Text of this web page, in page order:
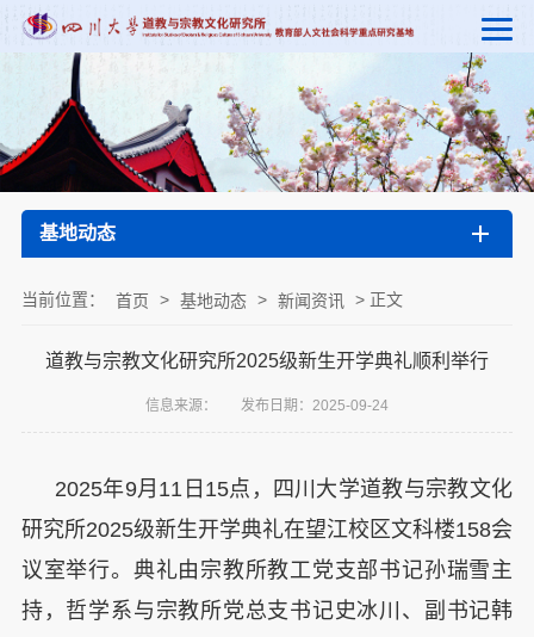
基地动态
当前位置： 首页 > 基地动态 > 新闻资讯 > 正文
道教与宗教文化研究所2025级新生开学典礼顺利举行
信息来源： 发布日期：2025-09-24
2025年9月11日15点，四川大学道教与宗教文化
研究所2025级新生开学典礼在望江校区文科楼158会
议室举行。典礼由宗教所教工党支部书记孙瑞雪主
持，哲学系与宗教所党总支书记史冰川、副书记韩